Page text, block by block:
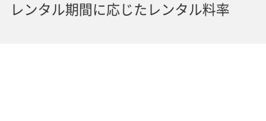
タル期間に応じたレンタル料率